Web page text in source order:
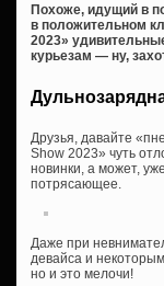
Похоже, идущий в
в положительном
2023»
курьезам — ну,
Друзья, давайте
Show 2023» чуть
новинки, а может,
потрясающее.
Даже при
девайса и
но и это мелочи!